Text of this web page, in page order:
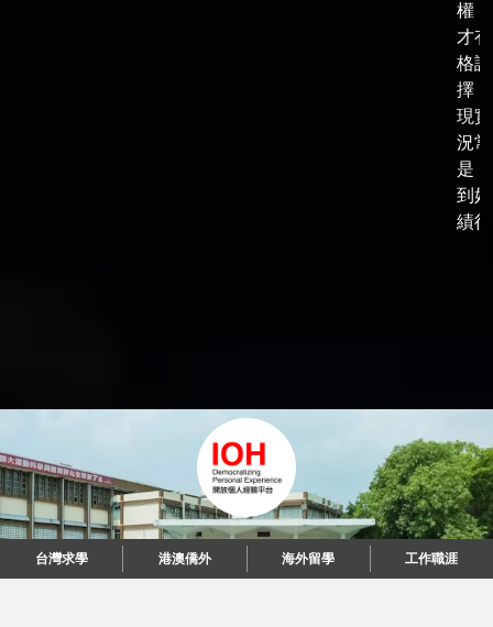
台灣求學 港澳僑外 海外留學 工作職涯
權
才
格
擇
現
況常
是
到
績